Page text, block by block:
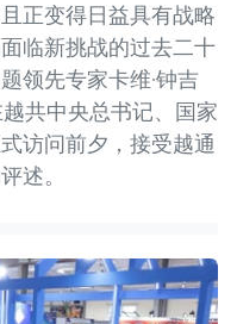
正变得日益具有战略
临新挑战的过去二十
领先专家卡维·钟吉
越共中央总书记、国家
访问前夕，接受越通
述。